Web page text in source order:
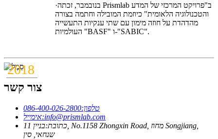
2018
·בנובמבר, זכתה Prismlab ב"פרויקט המרכזי של המדע
והטכנולוגיה הלאומית" כיוזמת המובילה וחתמה בצורה
מהדהדת על חוזה מימון עם שתי ענקיות התעשייה
העולמיות "BASF" ו-"SABIC".
צור קשר
טלפון:086-400-026-2800
אימייל:info@prismlab.com
כתובת:
בניין 11, No.1158 Zhongxin Road, מחוז Songjiang,
שנחאי, סין